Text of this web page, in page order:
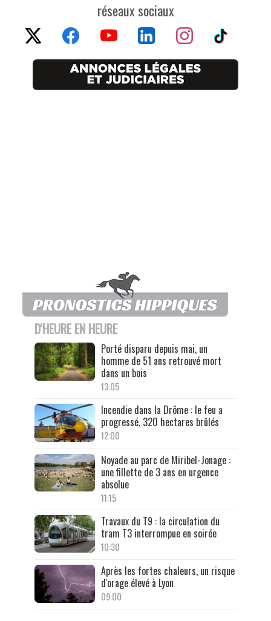
réseaux sociaux
D'HEURE EN HEURE
Porté disparu depuis mai, un
homme de 51 ans retrouvé mort
dans un bois
13:05
Incendie dans la Drôme : le feu a
progressé, 320 hectares brûlés
12:00
Noyade au parc de Miribel-Jonage :
une fillette de 3 ans en urgence
absolue
11:15
Travaux du T9 : la circulation du
tram T3 interrompue en soirée
10:30
Après les fortes chaleurs, un risque
d'orage élevé à Lyon
09:00